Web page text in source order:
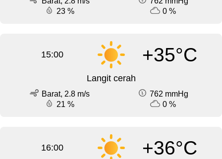
23 %
0 %
15:00 +35°C
Langit cerah
Barat, 2.8 m/s
762 mmHg
21 %
0 %
16:00 +36°C